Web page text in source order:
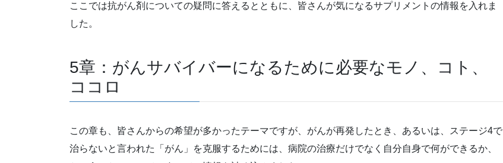
ここでは抗がん剤についての疑問に答えるとともに、皆さんが気になるサプリメントの情報を入れま
した。
5章：がんサバイバーになるために必要なモノ、コト、
ココロ
この章も、皆さんからの希望が多かったテーマですが、がんが再発したとき、あるいは、ステージ4で
治らないと言われた「がん」を克服するためには、病院の治療だけでなく自分自身で何ができるか、